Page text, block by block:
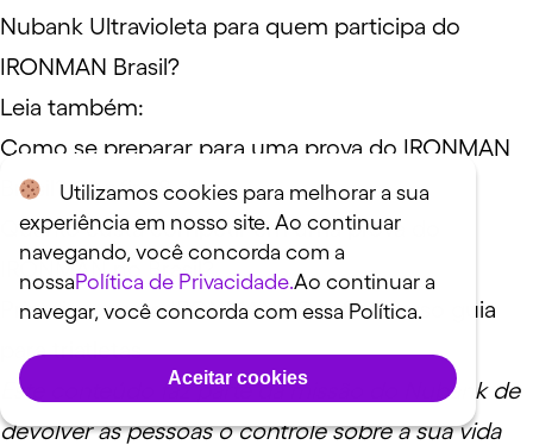
Nubank Ultravioleta para quem participa do
IRONMAN Brasil?
Leia também:
Como se preparar para uma prova do IRONMAN
Brasil? Confira 8 dicas
Quanto custa competir em uma prova do
IRONMAN no Brasil?
Primeira vez no IRONMAN? Confira nosso guia
para triatletas
Este conteúdo faz parte da missão do Nubank de
devolver às pessoas o controle sobre a sua vida
Utilizamos cookies para melhorar a sua
experiência em nosso site. Ao continuar
navegando, você concorda com a
nossaPolítica de Privacidade.Ao continuar a
navegar, você concorda com essa Política.
Aceitar cookies